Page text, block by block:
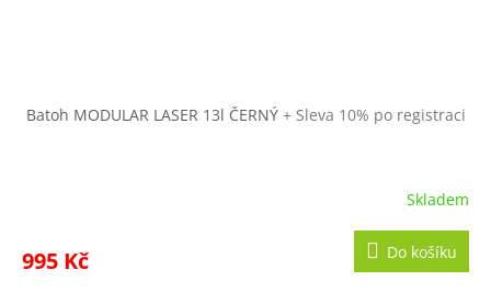
Batoh MODULAR LASER 13l ČERNÝ + Sleva 10% po registraci
Skladem
995 Kč Do košíku